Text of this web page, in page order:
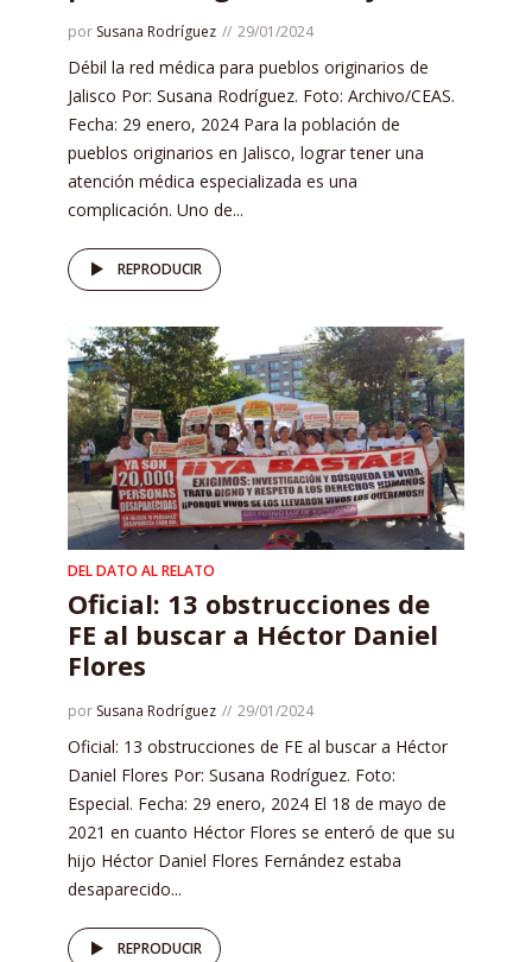
por Susana Rodríguez 29/01/2024
Débil la red médica para pueblos originarios de
Jalisco Por: Susana Rodríguez. Foto: Archivo/CEAS.
Fecha: 29 enero, 2024 Para la población de
pueblos originarios en Jalisco, lograr tener una
atención médica especializada es una
complicación. Uno de...
REPRODUCIR
DEL DATO AL RELATO
Oficial: 13 obstrucciones de
FE al buscar a Héctor Daniel
Flores
por Susana Rodríguez 29/01/2024
Oficial: 13 obstrucciones de FE al buscar a Héctor
Daniel Flores Por: Susana Rodríguez. Foto:
Especial. Fecha: 29 enero, 2024 El 18 de mayo de
2021 en cuanto Héctor Flores se enteró de que su
hijo Héctor Daniel Flores Fernández estaba
desaparecido...
REPRODUCIR